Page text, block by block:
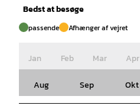
Bedst at besøge
passende Afhænger af vejret
Jan Feb Mar Apr
Aug Sep Okt